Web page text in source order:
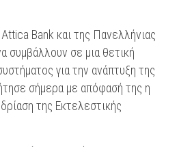
Bank και της Πανελλήνιας
συμβάλλουν σε μια θετική
για την ανάπτυξη της
σήμερα με απόφασή της η
της Εκτελεστικής